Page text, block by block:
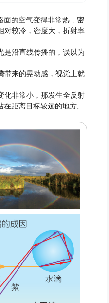
面的空气变得非常热，密
对较冷，密度大，折射率
是沿直线传播的，误以为
带来的晃动感，视觉上就
化非常小，那发生全反射
距离目标较远的地方。